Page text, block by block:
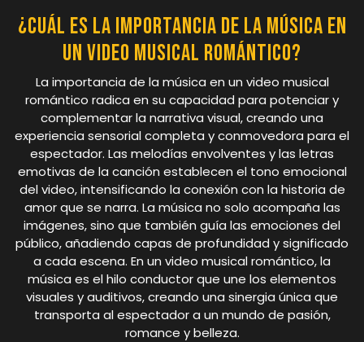
¿Cuál es la importancia de la música en
un video musical romántico?
La importancia de la música en un video musical
romántico radica en su capacidad para potenciar y
complementar la narrativa visual, creando una
experiencia sensorial completa y conmovedora para el
espectador. Las melodías envolventes y las letras
emotivas de la canción establecen el tono emocional
del video, intensificando la conexión con la historia de
amor que se narra. La música no solo acompaña las
imágenes, sino que también guía las emociones del
público, añadiendo capas de profundidad y significado
a cada escena. En un video musical romántico, la
música es el hilo conductor que une los elementos
visuales y auditivos, creando una sinergia única que
transporta al espectador a un mundo de pasión,
romance y belleza.